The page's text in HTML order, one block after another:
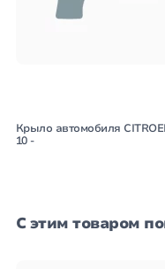
Крыло автомобиля
10 -
С этим товаром